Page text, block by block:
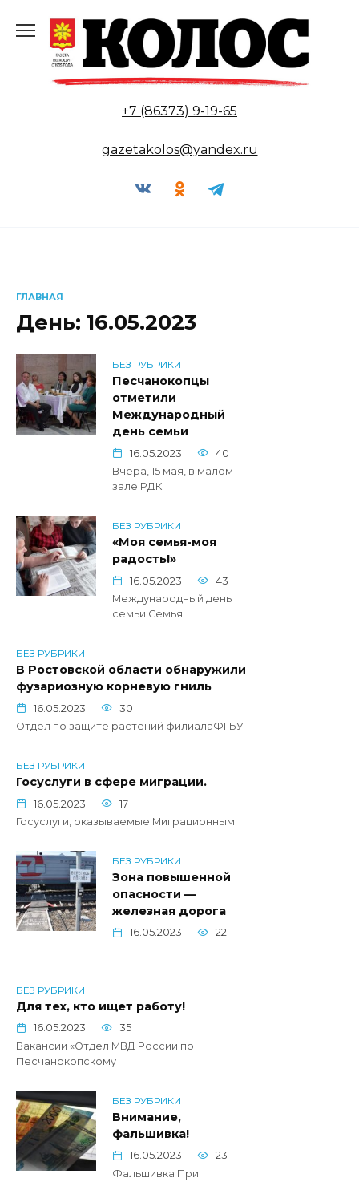
содержанию
+7 (86373) 9-19-65
gazetakolos@yandex.ru
ГЛАВНАЯ
День: 16.05.2023
БЕЗ РУБРИКИ
Песчанокопцы
отметили
Международный
день семьи
16.05.2023
40
Вчера, 15 мая, в малом
зале РДК
БЕЗ РУБРИКИ
«Моя семья-моя
радость!»
16.05.2023
43
Международный день
семьи Семья
БЕЗ РУБРИКИ
В Ростовской области обнаружили
фузариозную корневую гниль
16.05.2023
30
Отдел по защите растений филиалаФГБУ
БЕЗ РУБРИКИ
Госуслуги в сфере миграции.
16.05.2023
17
Госуслуги, оказываемые Миграционным
БЕЗ РУБРИКИ
Зона повышенной
опасности —
железная дорога
16.05.2023 22
БЕЗ РУБРИКИ
Для тех, кто ищет работу!
16.05.2023
35
Вакансии «Отдел МВД России по
Песчанокопскому
БЕЗ РУБРИКИ
Внимание,
фальшивка!
16.05.2023
23
Фальшивка При